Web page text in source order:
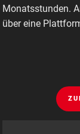
Monatsstunden.
über eine